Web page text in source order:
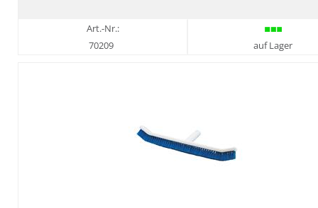
Art.-Nr.:
70209
auf Lager